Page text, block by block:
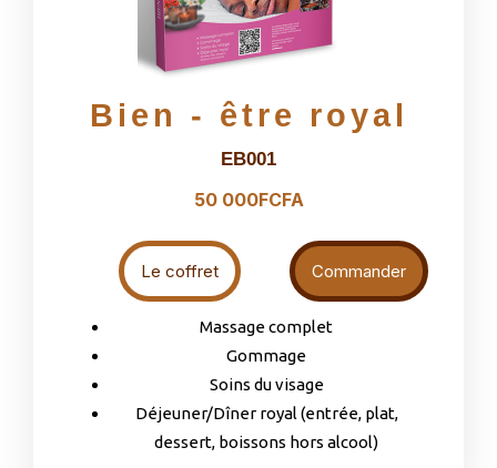
Bien - être royal
EB001
50 000FCFA
Le coffret Commander
Massage complet
Gommage
Soins du visage
Déjeuner/Dîner royal (entrée, plat,
dessert, boissons hors alcool)